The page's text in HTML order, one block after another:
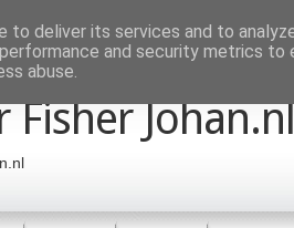
Fisher Johan.nl
to deliver its services and to
and security metrics to
abuse.